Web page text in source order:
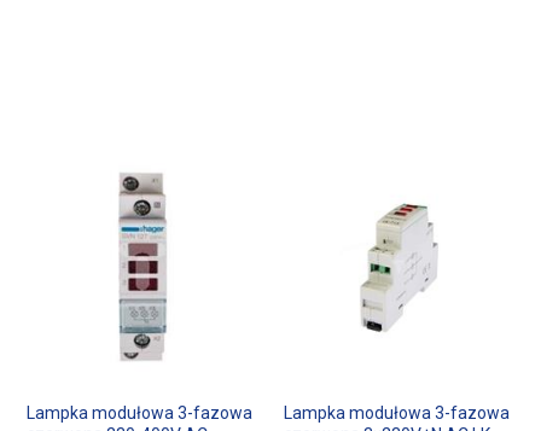
Lampka modułowa 3-fazowa
Lampka modułowa 3-fazowa